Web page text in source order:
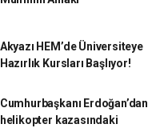
Akyazı HEM’de Üniversiteye
Hazırlık Kursları Başlıyor!
Cumhurbaşkanı Erdoğan’dan
helikopter kazasındaki